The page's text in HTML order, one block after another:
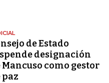
de Estado
designación
Mancuso como gestor
paz